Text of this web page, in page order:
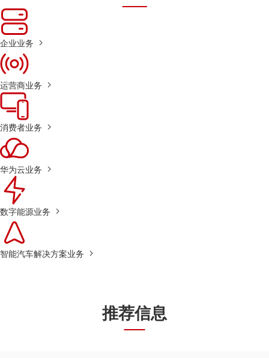
企业业务
运营商业务
消费者业务
华为云业务
数字能源业务
智能汽车解决方案业务
推荐信息